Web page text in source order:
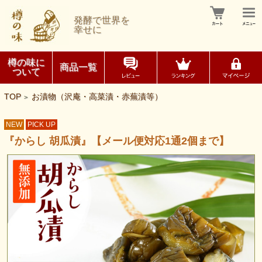
発酵で世界を
幸せに
樽の味に
ついて
商品一覧
TOP > お漬物（沢庵・高菜漬・赤蕪漬等）
NEW PICK UP
『からし 胡瓜漬』【メール便対応1通2個まで】